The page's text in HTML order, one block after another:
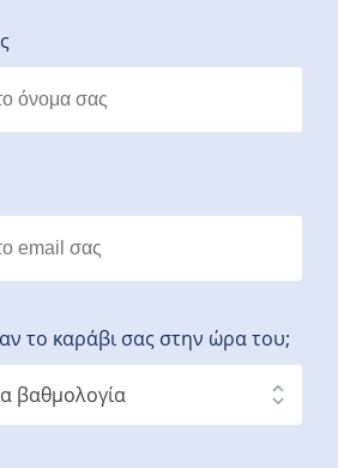
το καράβι σας στην ώρα του;